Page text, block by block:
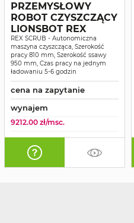
PRZEMYSŁOWY
ROBOT CZYSZCZĄCY
LIONSBOT REX
REX SCRUB - Autonomiczna
maszyna czyszcząca, Szerokość
pracy 810 mm, Szerokość ssawy
950 mm, Czas pracy na jednym
ładowaniu 5-6 godzin
cena na zapytanie
wynajem
9212.00 zł/msc.